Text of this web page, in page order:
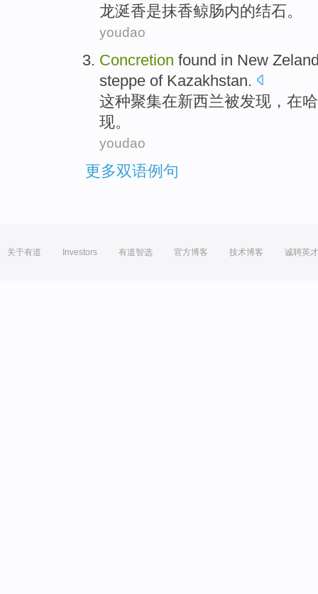
龙涎香是抹香鲸肠内的结石。
youdao
Concretion found in New
steppe of Kazakhstan.
这种聚集在新西兰被发现 ，在
现。
youdao
更多双语例句
关于有道 Investors 有道智选 官方博客 技术博客 诚聘英才